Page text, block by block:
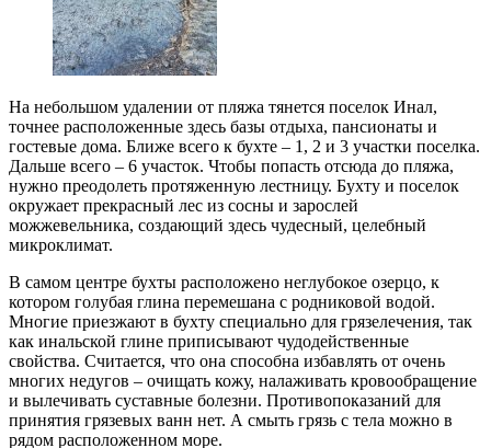
На небольшом удалении от пляжа тянется поселок Инал,
точнее расположенные здесь базы отдыха, пансионаты и
гостевые дома. Ближе всего к бухте – 1, 2 и 3 участки поселка.
Дальше всего – 6 участок. Чтобы попасть отсюда до пляжа,
нужно преодолеть протяженную лестницу. Бухту и поселок
окружает прекрасный лес из сосны и зарослей
можжевельника, создающий здесь чудесный, целебный
микроклимат.
В самом центре бухты расположено неглубокое озерцо, к
котором голубая глина перемешана с родниковой водой.
Многие приезжают в бухту специально для грязелечения, так
как инальской глине приписывают чудодейственные
свойства. Считается, что она способна избавлять от очень
многих недугов – очищать кожу, налаживать кровообращение
и вылечивать суставные болезни. Противопоказаний для
принятия грязевых ванн нет. А смыть грязь с тела можно в
рядом расположенном море.